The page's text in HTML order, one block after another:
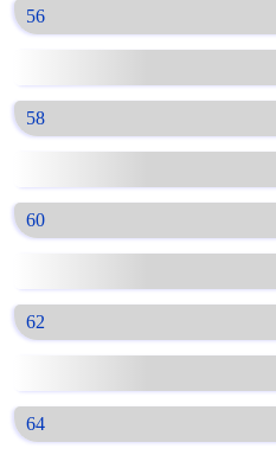
56
58
60
62
64